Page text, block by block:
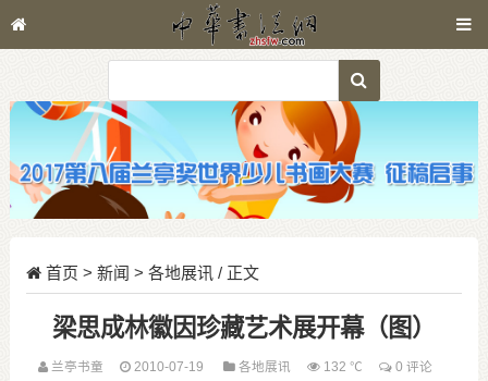
首页 > 新闻 > 各地展讯 / 正文
梁思成林徽因珍藏艺术展开幕（图）
兰亭书童 2010-07-19 各地展讯 132 ℃ 0 评论